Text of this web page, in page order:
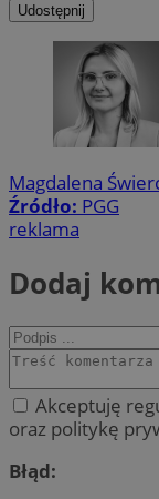
Udostępnij
Magdalena
Źródło: PGG
reklama
Dodaj
Akceptuję
oraz politykę
Błąd: